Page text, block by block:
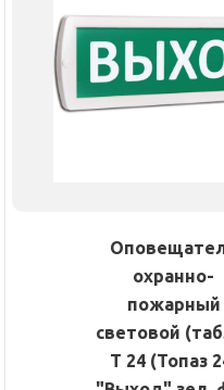
охранно-
пожарный
световой
Т 24 (Топаз